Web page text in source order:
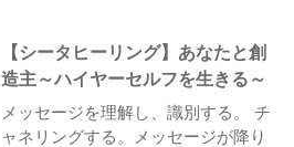
【シータヒーリング】あなたと創
造主～ハイヤーセルフを生きる～
メッセージを理解し、識別する。 チ
ャネリングする。メッセージが降り